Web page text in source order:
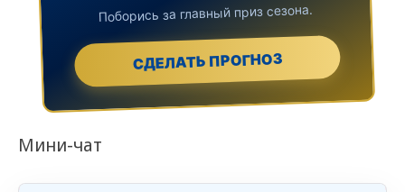
Поборись за главный приз сезона.
СДЕЛАТЬ ПРОГНОЗ
Мини-чат